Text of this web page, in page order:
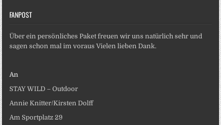
FANPOST
Über ein persönliches Paket freuen wir uns natürlich sehr und
sagen schon mal im voraus Vielen lieben Dank.
An
STAY WILD – Outdoor
Annie Knitter/Kirsten Dolff
Am Sportplatz 29